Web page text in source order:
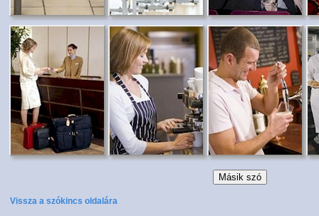
Vissza a szókincs oldalára